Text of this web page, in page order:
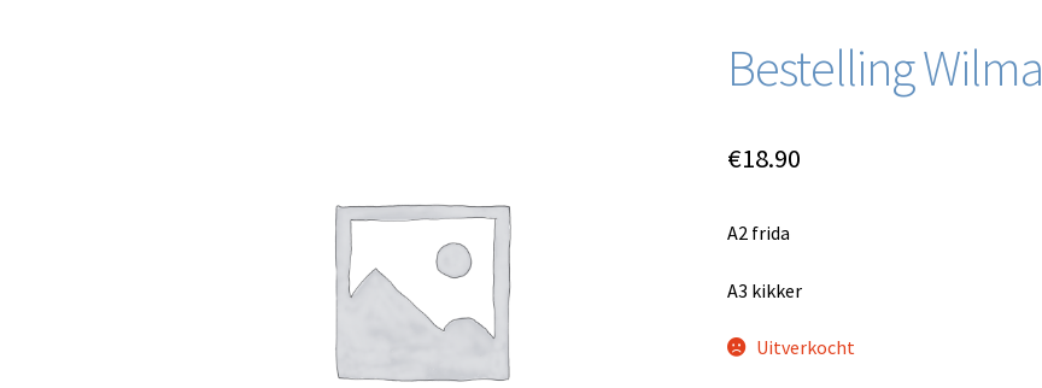
Bestelling Wilma
€18.90
A2 frida
A3 kikker
Uitverkocht